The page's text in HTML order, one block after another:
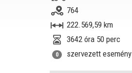
764
222.569,59 km
3642 óra 50 perc
0 szervezett esemény